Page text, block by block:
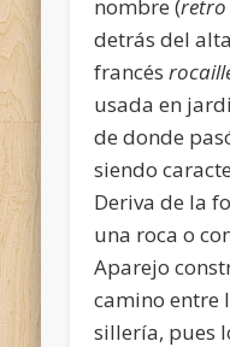
nombre (
detrás del
francés
usada en
de donde
siendo
Deriva de la
una roca o
Aparejo
camino entre
sillería, pues